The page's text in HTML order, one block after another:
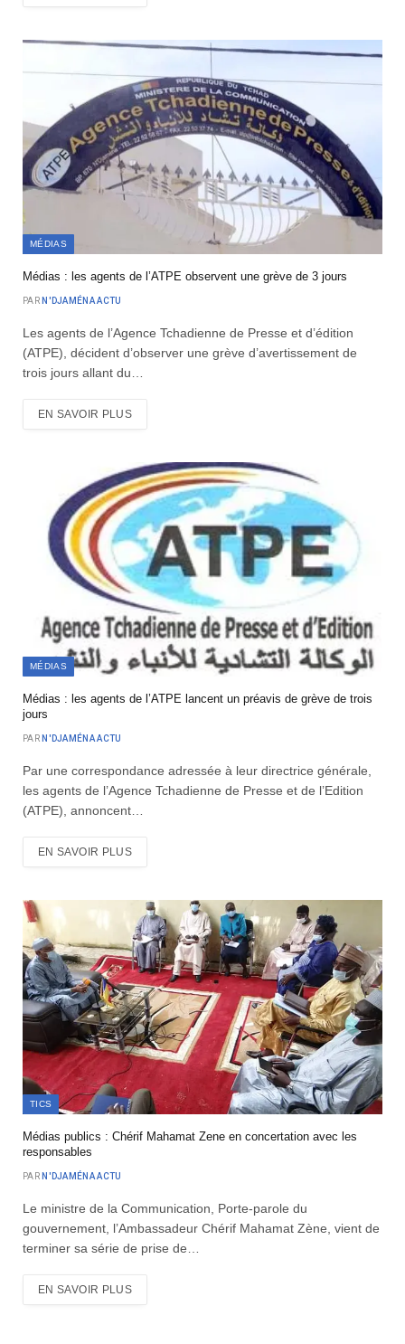
MÉDIAS
Médias : les agents de l’ATPE observent une grève de 3 jours
PAR N'DJAMÉNA ACTU
Les agents de l’Agence Tchadienne de Presse et d’édition
(ATPE), décident d’observer une grève d’avertissement de
trois jours allant du…
EN SAVOIR PLUS
MÉDIAS
Médias : les agents de l’ATPE lancent un préavis de grève de trois
jours
PAR N'DJAMÉNA ACTU
Par une correspondance adressée à leur directrice générale,
les agents de l’Agence Tchadienne de Presse et de l’Edition
(ATPE), annoncent…
EN SAVOIR PLUS
TICS
Médias publics : Chérif Mahamat Zene en concertation avec les
responsables
PAR N'DJAMÉNA ACTU
Le ministre de la Communication, Porte-parole du
gouvernement, l’Ambassadeur Chérif Mahamat Zène, vient de
terminer sa série de prise de…
EN SAVOIR PLUS